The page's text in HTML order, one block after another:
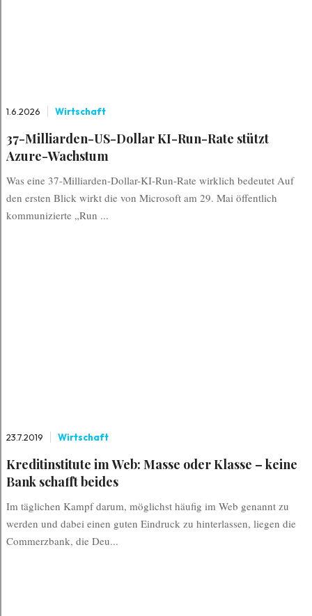
1.6.2026 Wirtschaft
37-Milliarden-US-Dollar KI-Run-Rate stützt
Azure-Wachstum
Was eine 37-Milliarden-Dollar-KI-Run-Rate wirklich bedeutet Auf
den ersten Blick wirkt die von Microsoft am 29. Mai öffentlich
kommunizierte „Run ...
23.7.2019 Wirtschaft
Kreditinstitute im Web: Masse oder Klasse – keine
Bank schafft beides
Im täglichen Kampf darum, möglichst häufig im Web genannt zu
werden und dabei einen guten Eindruck zu hinterlassen, liegen die
Commerzbank, die Deu...